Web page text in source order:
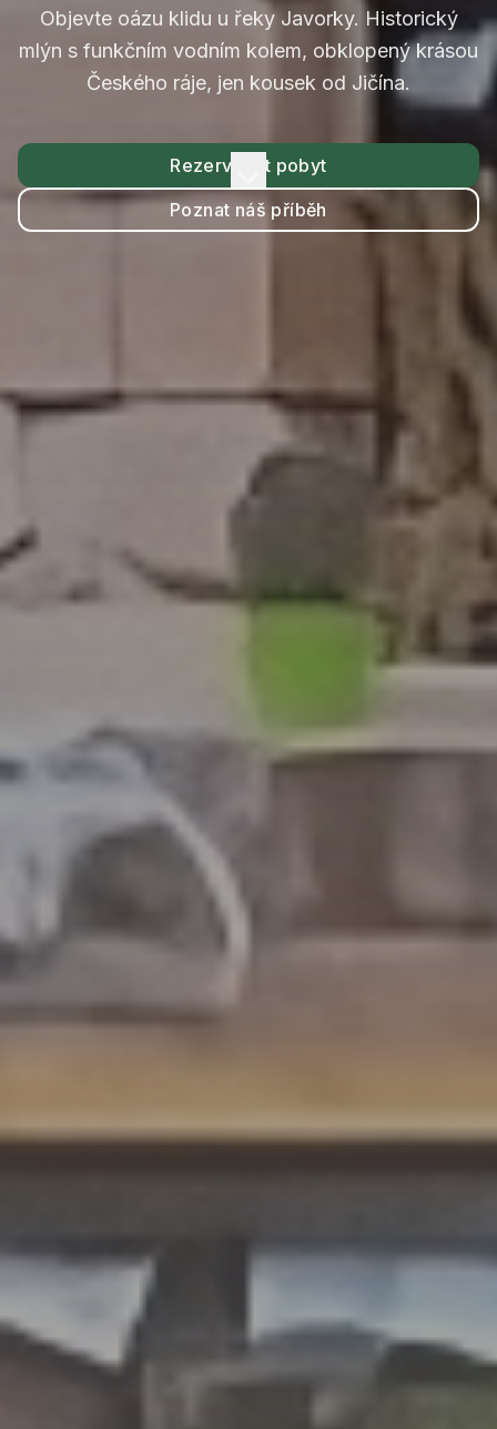
Objevte oázu klidu u řeky Javorky. Historický
mlýn s funkčním vodním kolem, obklopený krásou
Českého ráje, jen kousek od Jičína.
Rezervovat pobyt
Poznat náš příběh